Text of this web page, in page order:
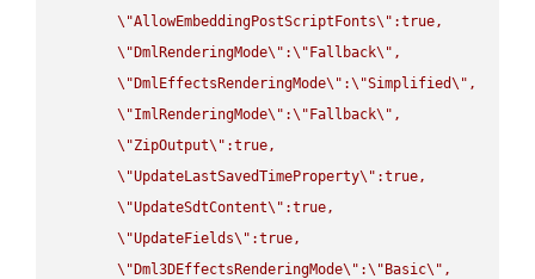
\"AllowEmbeddingPostScriptFonts\" :true,
\" DmlRenderingMode\" :\" Fallback\" ,
\" DmlEffectsRenderingMode\" :\"Simplified\" ,
\"ImlRenderingMode\" :\" Fallback\" ,
\"ZipOutput\" :true,
\"UpdateLastSavedTimeProperty\" :true,
\"UpdateSdtContent\" :true,
\"UpdateFields\" :true,
\" Dml3DEffectsRenderingMode\" :\" Basic\" ,